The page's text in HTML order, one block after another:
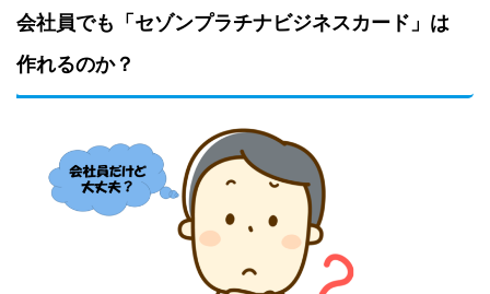
会社員でも「セゾンプラチナビジネスカード」は
作れるのか？